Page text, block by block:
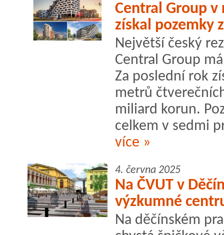
Central Group v
získal pozemky
Největší český
Central Group
Za poslední rok
metrů
miliard korun.
celkem v sedmi
více »
4. června 2025
Na ČVUT v
výzkumné
Na děčínském